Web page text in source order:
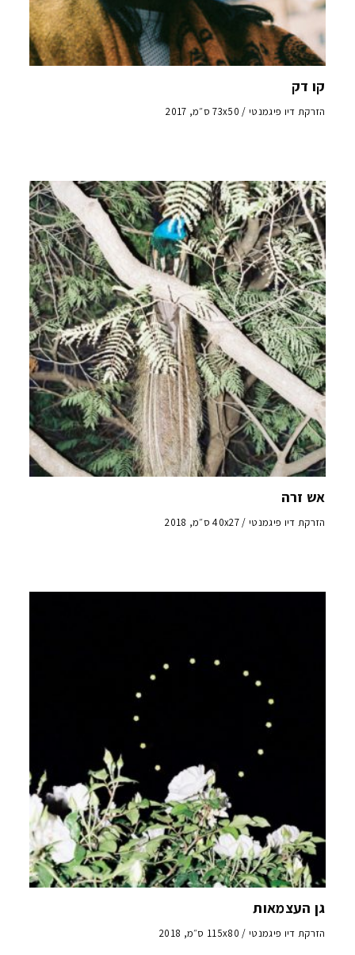
קו דק
הזרקת דיו פיגמנטי / 73x50 ס״מ, 2017
אש זרה
הזרקת דיו פיגמנטי / 40x27 ס״מ, 2018
גן העצמאות
הזרקת דיו פיגמנטי / 115x80 ס״מ, 2018